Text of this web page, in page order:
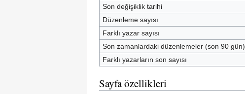
Son değişiklik tarihi
Düzenleme sayısı
Farklı yazar sayısı
Son zamanlardaki düzenlemeler (son 90 gün)
Farklı yazarların son sayısı
Sayfa özellikleri